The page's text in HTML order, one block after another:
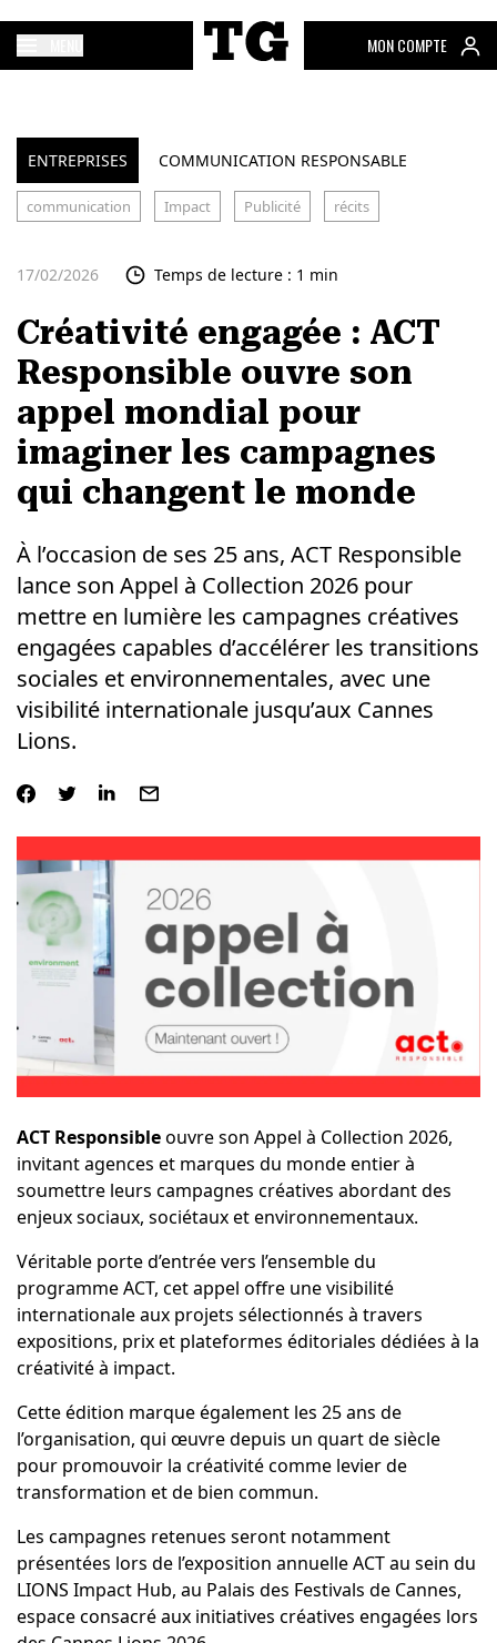
MON COMPTE
ENTREPRISES COMMUNICATION RESPONSABLE
communication Impact Publicité récits
17/02/2026 Temps de lecture : 1 min
Créativité engagée : ACT
Responsible ouvre son
appel mondial pour
imaginer les campagnes
qui changent le monde
À l’occasion de ses 25 ans, ACT Responsible
lance son Appel à Collection 2026 pour
mettre en lumière les campagnes créatives
engagées capables d’accélérer les transitions
sociales et environnementales, avec une
visibilité internationale jusqu’aux Cannes
Lions.
ACT Responsibleouvre son Appel à Collection 2026,
invitant agences et marques du monde entier à
soumettre leurs campagnes créatives abordant des
enjeux sociaux, sociétaux et environnementaux.
Véritable porte d’entrée vers l’ensemble du
programme ACT, cet appel offre une visibilité
internationale aux projets sélectionnés à travers
expositions, prix et plateformes éditoriales dédiées à la
créativité à impact.
Cette édition marque également les 25 ans de
l’organisation, qui œuvre depuis un quart de siècle
pour promouvoir la créativité comme levier de
transformation et de bien commun.
Les campagnes retenues seront notamment
présentées lors de l’exposition annuelle ACT au sein du
LIONS Impact Hub, au Palais des Festivals de Cannes,
espace consacré aux initiatives créatives engagées lors